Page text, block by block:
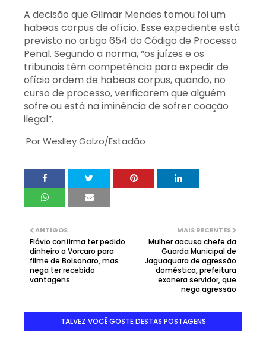
A decisão que Gilmar Mendes tomou foi um
habeas corpus de ofício. Esse expediente está
previsto no artigo 654 do Código de Processo
Penal. Segundo a norma, “os juízes e os
tribunais têm competência para expedir de
ofício ordem de habeas corpus, quando, no
curso de processo, verificarem que alguém
sofre ou está na iminência de sofrer coação
ilegal”.
PorWeslley Galzo/Estadão
MAIS RECENTES
Mulher aacusa chefe da
Guarda Municipal de
Jaguaquara de agressão
doméstica, prefeitura
exonera servidor, que
nega agressão
ANTIGOS
Flávio confirma ter pedido
dinheiro a Vorcaro para
filme de Bolsonaro, mas
nega ter recebido
vantagens
TALVEZ VOCÊ GOSTE DESTAS POSTAGENS